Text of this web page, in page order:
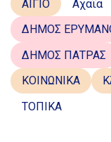
ΑΙΓΙΟ Αχαΐα
ΔΗΜΟΣ
ΔΗΜΟΣ ΠΑΤΡΑΣ
ΚΟΙΝΩΝΙΚΑ
ΤΟΠΙΚΑ